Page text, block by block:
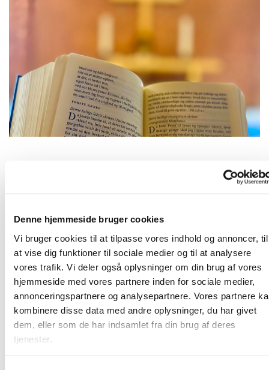
Denne hjemmeside bruger cookies
Vi bruger cookies til at tilpasse vores indhold og annoncer, til
at vise dig funktioner til sociale medier og til at analysere
vores trafik. Vi deler også oplysninger om din brug af vores
hjemmeside med vores partnere inden for sociale medier,
annonceringspartnere og analysepartnere. Vores partnere
kombinere disse data med andre oplysninger, du har givet
dem, eller som de har indsamlet fra din brug af deres
tjenester.
Fredag 14. august 2026, kl. 09:00
2690 Karlslunde
Frivillige og ansatte mødes til morgenandagt. Her taler vi
om det, som vi gerne vil have bedt en bøn for, og vi synger
et par sange. Bagefter er der kaffe. Vi sidder i "bunden" af
kirkerummet (sideskibet) - så kom ind og vær med!